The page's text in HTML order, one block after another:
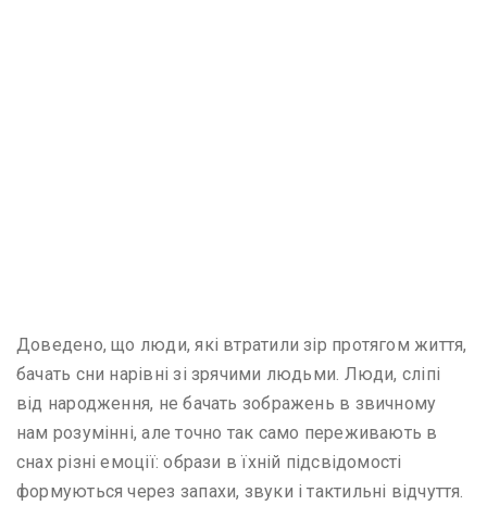
Доведено, що люди, які втратили зір протягом життя,
бачать сни нарівні зі зрячими людьми. Люди, сліпі
від народження, не бачать зображень в звичному
нам розумінні, але точно так само переживають в
снах різні емоції: образи в їхній підсвідомості
формуються через запахи, звуки і тактильні відчуття.